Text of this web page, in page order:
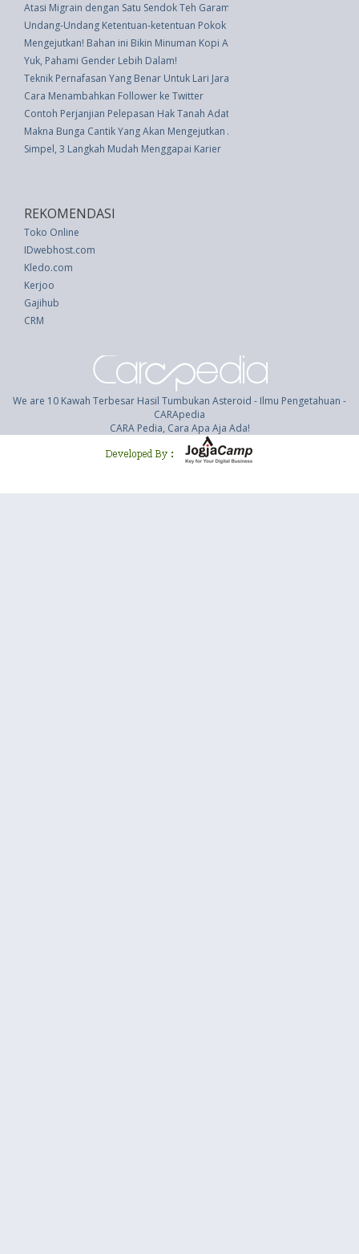
Atasi Migrain dengan Satu Sendok Teh Garam
Undang-Undang Ketentuan-ketentuan Pokok Tenaga Atom (UU 31 thn
Mengejutkan! Bahan ini Bikin Minuman Kopi Anda Lebih Enak dan Sehat
Yuk, Pahami Gender Lebih Dalam!
Teknik Pernafasan Yang Benar Untuk Lari Jarak Jauh
Cara Menambahkan Follower ke Twitter
Contoh Perjanjian Pelepasan Hak Tanah Adat
Makna Bunga Cantik Yang Akan Mengejutkan Anda
Simpel, 3 Langkah Mudah Menggapai Karier
REKOMENDASI
Toko Online
IDwebhost.com
Kledo.com
Kerjoo
Gajihub
CRM
We are 10 Kawah Terbesar Hasil Tumbukan Asteroid - Ilmu Pengetahuan -
CARApedia
CARA Pedia, Cara Apa Aja Ada!